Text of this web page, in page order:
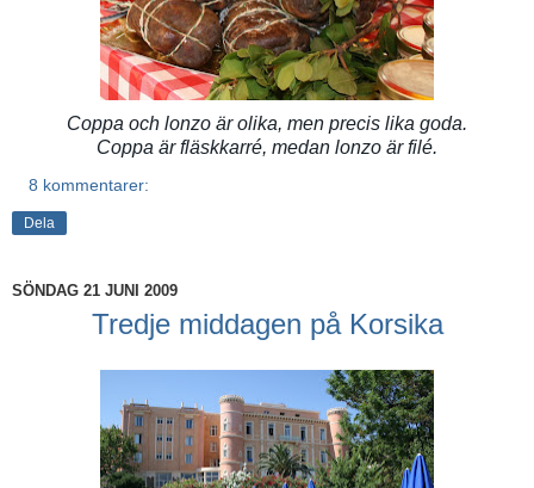
Coppa och lonzo är olika, men precis lika goda.
Coppa är fläskkarré, medan lonzo är filé.
8 kommentarer:
Dela
SÖNDAG 21 JUNI 2009
Tredje middagen på Korsika